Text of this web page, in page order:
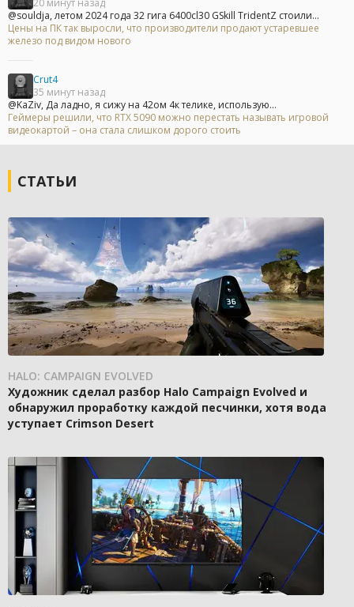
20 минут назад
@souldja, летом 2024 года 32 гига 6400cl30 GSkill TridentZ стоили...
Цены на ПК так выросли, что производители продают устаревшее
железо под видом нового
Crut4
35 минут назад
@KaZiv, Да ладно, я сижу на 42ом 4к телике, использую...
Геймеры решили, что RTX 5090 можно перестать называть игровой
видеокартой – она стала слишком дорого стоить
СТАТЬИ
HALO: CAMPAIGN EVOLVED
Художник сделал разбор Halo Campaign Evolved и
обнаружил проработку каждой песчинки, хотя вода
уступает Crimson Desert